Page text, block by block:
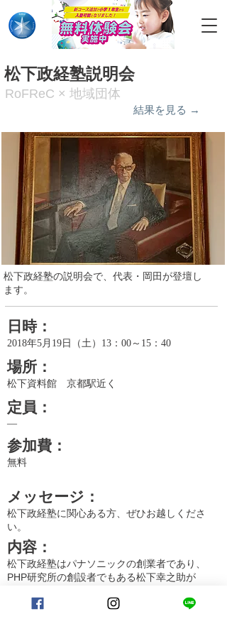
松下政経塾説明会
RoFReC × 地域団体
結果を見る →
​​松下政経塾の説明会で、代表・岡田が登壇し
ます。
日時：
2018年5月19日（土）13：00～15：40
場所：
松下資料館 京都駅近く
定員 ：
―
参加費 ：
無料
メッセージ ：
​松下政経塾に関心ある方、ぜひお越しくださ
い。
内容 ：
松下政経塾はパナソニックの創業者であり、
PHP研究所の創設者でもある松下幸之助が
（公益財団法人）です。京都PHPビル内にあ